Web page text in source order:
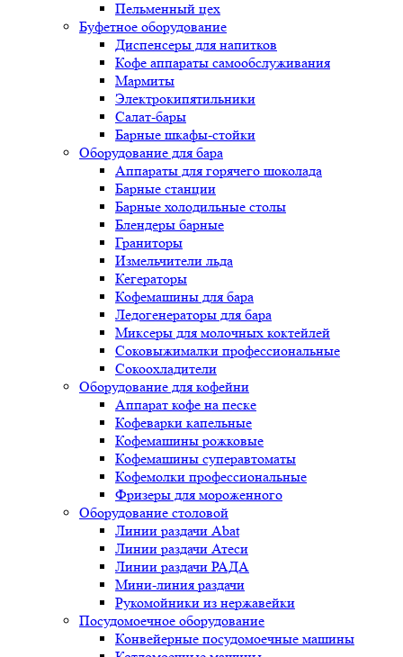
Пельменный цех
Буфетное оборудование
Диспенсеры для напитков
Кофе аппараты самообслуживания
Мармиты
Электрокипятильники
Cалат-бары
Барные шкафы-стойки
Оборудование для бара
Аппараты для горячего шоколада
Барные станции
Барные холодильные столы
Блендеры барные
Граниторы
Измельчители льда
Кегераторы
Кофемашины для бара
Ледогенераторы для бара
Миксеры для молочных коктейлей
Соковыжималки профессиональные
Сокоохладители
Оборудование для кофейни
Аппарат кофе на песке
Кофеварки капельные
Кофемашины рожковые
Кофемашины суперавтоматы
Кофемолки профессиональные
Фризеры для мороженного
Оборудование столовой
Линии раздачи Abat
Линии раздачи Атеси
Линии раздачи РАДА
Мини-линия раздачи
Рукомойники из нержавейки
Посудомоечное оборудование
Конвейерные посудомоечные машины